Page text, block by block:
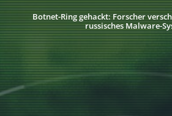
Botnet-Ring gehackt: Forscher
russisches Malware-